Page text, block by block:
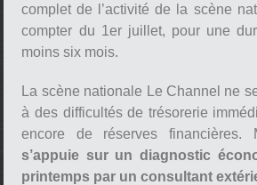
complet de l’activité de la scène
compter du 1er juillet, pour une
moins six mois.
La scène nationale Le Channel ne
à des difficultés de trésorerie
encore de réserves financières.
s’appuie sur un diagnostic
printemps par un consultant